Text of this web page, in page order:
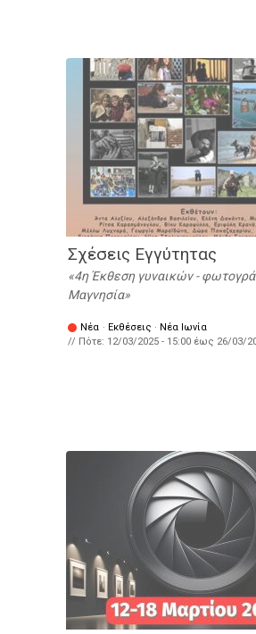
Σχέσεις Εγγύτητας
4η Έκθεση γυναικών -
Μαγνησία
Νέα · Εκθέσεις · Νέα Ιωνία
// Πότε: 12/03/2025 - 15:00 έως 26/03/